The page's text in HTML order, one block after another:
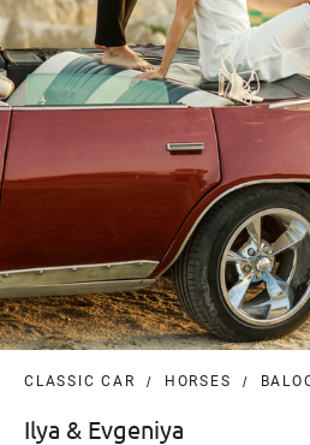
CLASSIC CAR HORSES
Ilya & Evgeniya